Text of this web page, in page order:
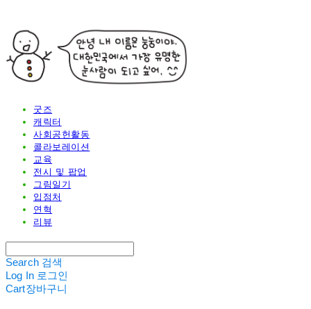
굿즈
캐릭터
사회공헌활동
콜라보레이션
교육
전시 및 팝업
그림일기
입점처
연혁
리뷰
Search 검색
Log In 로그인
Cart장바구니